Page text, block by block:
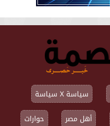
سياسة X سياسة
أهل مصر
حوارات